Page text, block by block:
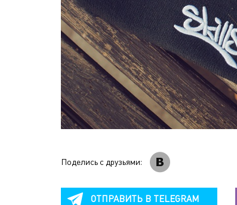
Поделись с друзьями:
ОТПРАВИТЬ В TELEGRAM